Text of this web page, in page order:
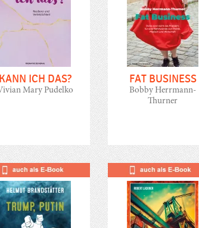
ICH DAS?
Mary Pudelko
FAT BUSINESS
Bobby Herrmann-
Thurner